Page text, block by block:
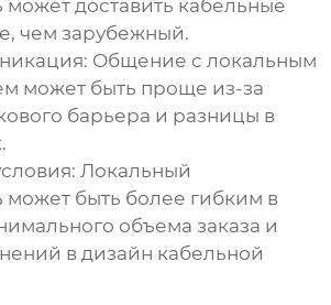
может доставить кабельные
чем зарубежный.
Общение с локальным
может быть проще из-за
барьера и разницы в
Локальный
может быть более гибким в
объема заказа и
в дизайн кабельной